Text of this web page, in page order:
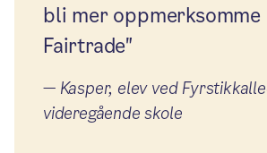
bli mer oppmerksomme
Fairtrade"
— Kasper, elev ved
videregående skole